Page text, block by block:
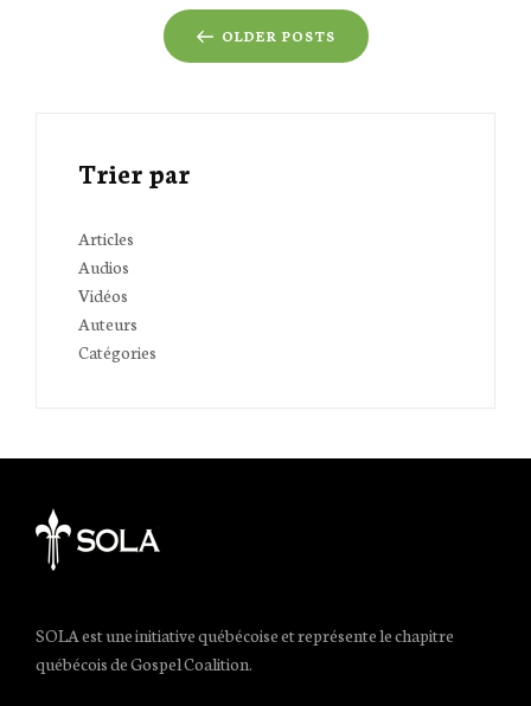
navigation
OLDER POSTS
Trier par
Articles
Audios
Vidéos
Auteurs
Catégories
SOLA est une initiative québécoise et représente le chapitre
québécois de Gospel Coalition.